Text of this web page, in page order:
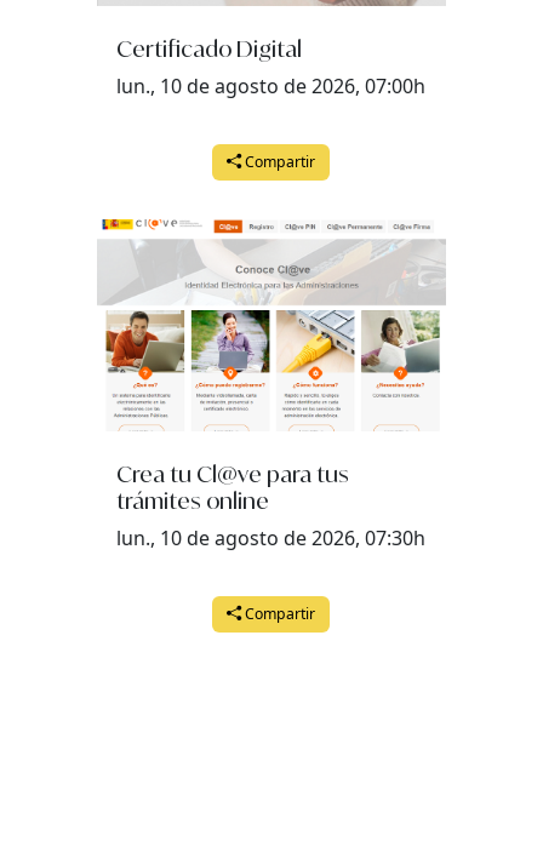
Certificado Digital
lun., 10 de agosto de 2026, 07:00h
Compartir
Crea tu Cl@ve para tus
trámites online
lun., 10 de agosto de 2026, 07:30h
Compartir